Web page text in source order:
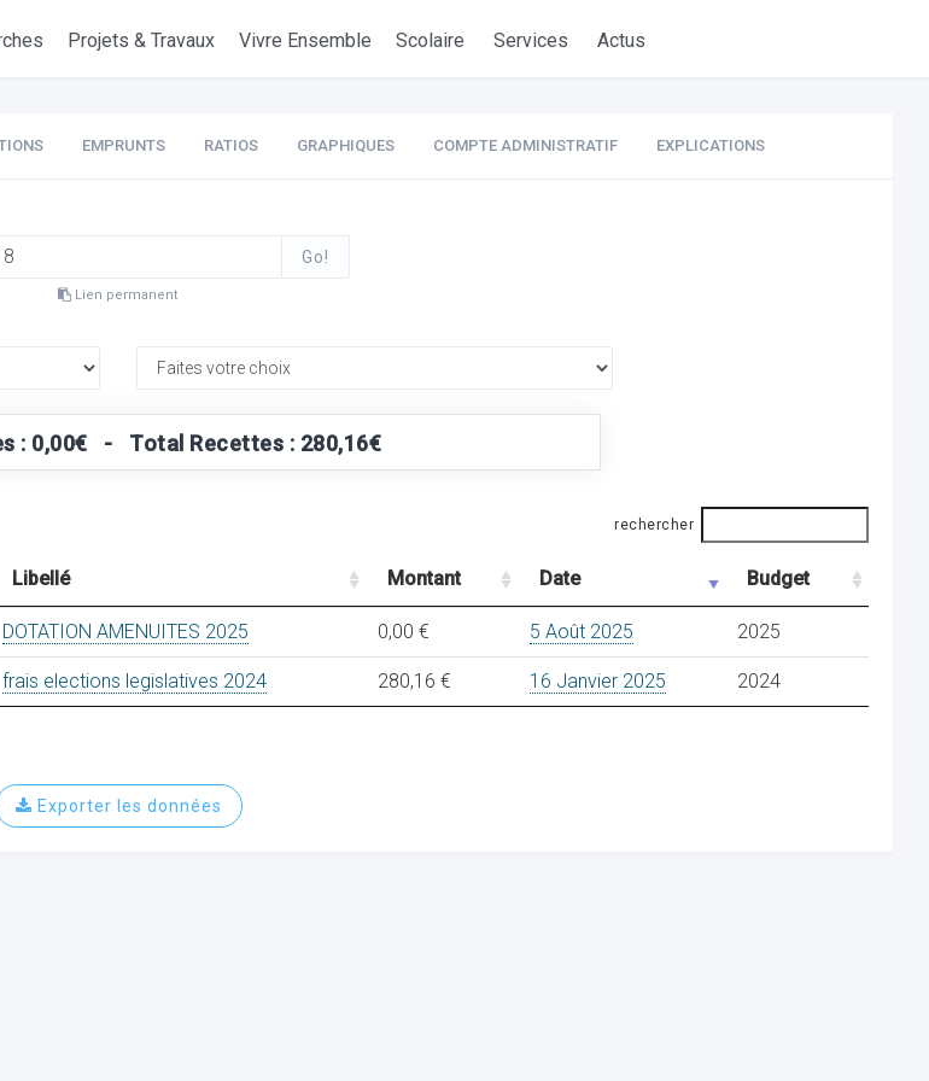
Projets & Travaux Vivre Ensemble Scolaire Services Actus
EMPRUNTS RATIOS GRAPHIQUES COMPTE ADMINISTRATIF EXPLICATIONS
Go!
Lien permanent
: 0,00€ - Total Recettes : 280,16€
rechercher
Libellé Montant Date Budget
DOTATION AMENUITES 2025 0,00 € 5 Août 2025 2025
frais elections legislatives 2024 280,16 € 16 Janvier 2025 2024
Exporter les données